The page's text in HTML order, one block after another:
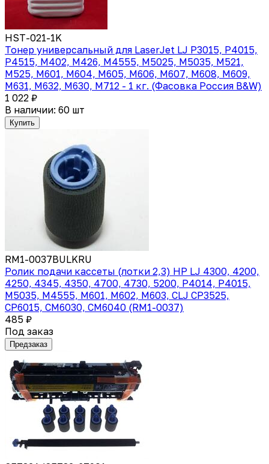
HST-021-1K
Тонер универсальный для LaserJet LJ P3015, P4015,
P4515, M402, M426, M4555, M5025, M5035, M521,
M525, M601, M604, M605, M606, M607, M608, M609,
M631, M632, M630, M712 - 1 кг. (Фасовка Россия B&W)
1 022 ₽
В наличии: 60 шт
Купить
RM1-0037BULKRU
Ролик подачи кассеты (лотки 2,3) HP LJ 4300, 4200,
4250, 4345, 4350, 4700, 4730, 5200, P4014, P4015,
M5035, M4555, M601, M602, M603, CLJ CP3525,
CP6015, CM6030, CM6040 (RM1-0037)
485 ₽
Под заказ
Предзаказ